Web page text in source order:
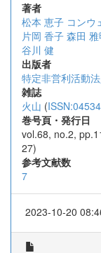
著者
松本 恵子 コンウ
片岡 香子 森田 雅
谷川 健
出版者
特定非営利活動
雑誌
火山 (
巻号頁・発行日
vol.68, no.2,
27)
参考文献数
7
2023-10-20